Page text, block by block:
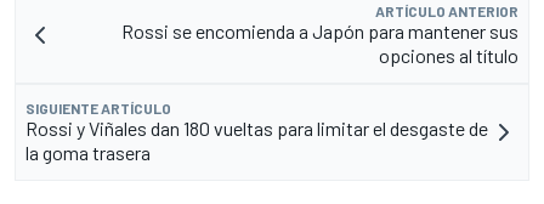
ARTÍCULO ANTERIOR
Rossi se encomienda a Japón para mantener sus
opciones al título
SIGUIENTE ARTÍCULO
Rossi y Viñales dan 180 vueltas para limitar el desgaste de
la goma trasera